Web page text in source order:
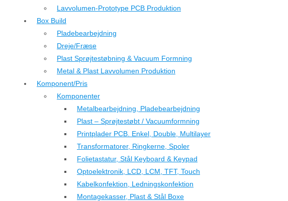
Lavvolumen-Prototype PCB Produktion
Box Build
Pladebearbejdning
Dreje/Fræse
Plast Sprøjtestøbning & Vacuum Formning
Metal & Plast Lavvolumen Produktion
Komponent/Pris
Komponenter
Metalbearbejdning, Pladebearbejdning
Plast – Sprøjtestøbt / Vacuumformning
Printplader PCB. Enkel, Double, Multilayer
Transformatorer, Ringkerne, Spoler
Folietastatur, Stål Keyboard & Keypad
Optoelektronik, LCD, LCM, TFT, Touch
Kabelkonfektion, Ledningskonfektion
Montagekasser, Plast & Stål Boxe